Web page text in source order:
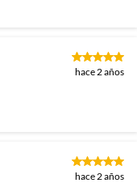
hace 2 años
hace 2 años